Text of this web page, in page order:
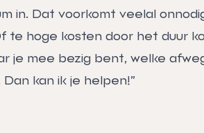
in. Dat voorkomt veelal
te hoge kosten door het duur
je mee bezig bent, welke
kan ik je helpen!”